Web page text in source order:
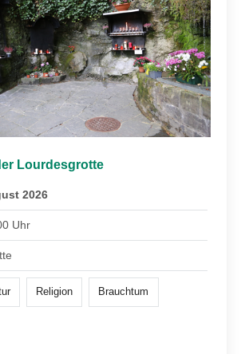
Lourdesgrotte
2026
Uhr
Religion Brauchtum